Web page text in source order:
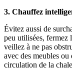
3. Chauffez
Évitez aussi de
peu utilisées, fermez
veillez à ne pas
avec des meubles
circulation de la